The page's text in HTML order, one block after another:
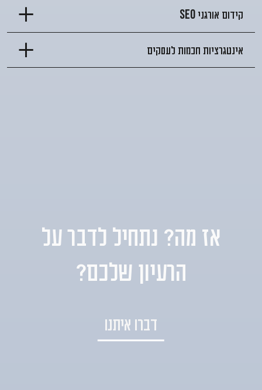
קידום אורגניSEO
אינטגרציות חכמות לעסקים
אז מה? נתחיל לדבר על
הרעיון שלכם?
דברו איתנו